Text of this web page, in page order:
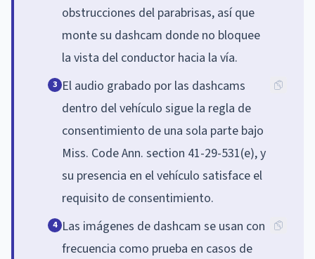
obstrucciones del parabrisas, así que
monte su dashcam donde no bloquee
la vista del conductor hacia la vía.
3 El audio grabado por las dashcams
dentro del vehículo sigue la regla de
consentimiento de una sola parte bajo
Miss. Code Ann. section 41-29-531(e), y
su presencia en el vehículo satisface el
requisito de consentimiento.
4 Las imágenes de dashcam se usan con
frecuencia como prueba en casos de